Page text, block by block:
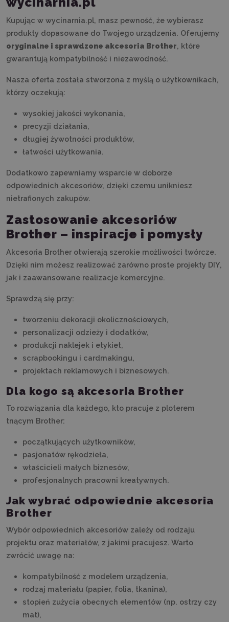
Kupując w wycinarnia.pl, masz pewność, że wybierasz
produkty dopasowane do Twojego urządzenia. Oferujemy
oryginalne i sprawdzone akcesoria Brother, które
gwarantują kompatybilność i niezawodność.
Nasza oferta została stworzona z myślą o użytkownikach,
którzy oczekują:
wysokiej jakości wykonania,
precyzji działania,
długiej żywotności produktów,
łatwości użytkowania.
Dodatkowo zapewniamy wsparcie w doborze
odpowiednich akcesoriów, dzięki czemu unikniesz
nietrafionych zakupów.
Zastosowanie akcesoriów
Brother – inspiracje i pomysły
Akcesoria Brother otwierają szerokie możliwości twórcze.
Dzięki nim możesz realizować zarówno proste projekty DIY,
jak i zaawansowane realizacje komercyjne.
Sprawdzą się przy:
tworzeniu dekoracji okolicznościowych,
personalizacji odzieży i dodatków,
produkcji naklejek i etykiet,
scrapbookingu i cardmakingu,
projektach reklamowych i biznesowych.
Dla kogo są akcesoria Brother
To rozwiązania dla każdego, kto pracuje z ploterem
tnącym Brother:
początkujących użytkowników,
pasjonatów rękodzieła,
właścicieli małych biznesów,
profesjonalnych pracowni kreatywnych.
Jak wybrać odpowiednie akcesoria
Brother
Wybór odpowiednich akcesoriów zależy od rodzaju
projektu oraz materiałów, z jakimi pracujesz. Warto
zwrócić uwagę na:
kompatybilność z modelem urządzenia,
rodzaj materiału (papier, folia, tkanina),
stopień zużycia obecnych elementów (np. ostrzy czy
mat),